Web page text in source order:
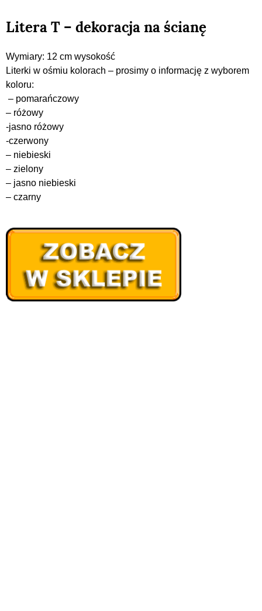
Litera T – dekoracja na ścianę
Wymiary: 12 cm wysokość
Literki w ośmiu kolorach – prosimy o informację z wyborem
koloru:
– pomarańczowy
– różowy
-jasno różowy
-czerwony
– niebieski
– zielony
– jasno niebieski
– czarny